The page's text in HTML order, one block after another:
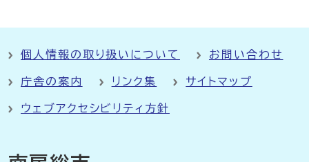
個人情報の取り扱いについて お問い合わせ
庁舎の案内 リンク集 サイトマップ
ウェブアクセシビリティ方針